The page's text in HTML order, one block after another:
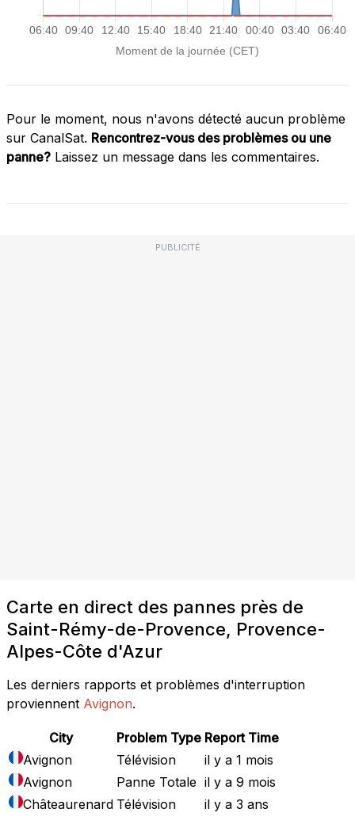
Pour le moment, nous n'avons détecté aucun problème
sur CanalSat. Rencontrez-vous des problèmes ou une
panne? Laissez un message dans les commentaires.
PUBLICITÉ
Carte en direct des pannes près de
Saint-Rémy-de-Provence, Provence-
Alpes-Côte d'Azur
Les derniers rapports et problèmes d'interruption
proviennent Avignon.
City Problem Type Report Time
Avignon
Télévision
il y a 1 mois
Avignon
Panne Totale il y a 9 mois
Châteaurenard Télévision il y a 3 ans